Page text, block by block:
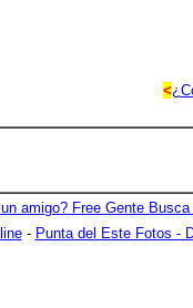
<
amigo? Free Gente
- Punta del Este Fotos -